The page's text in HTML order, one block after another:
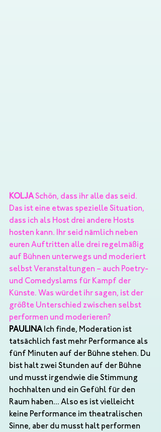
KOLJA Schön, dass ihr alle das seid.
Das ist eine etwas spezielle Situation,
dass ich als Host drei andere Hosts
hosten kann. Ihr seid nämlich neben
euren Auftritten alle drei regelmäßig
auf Bühnen unterwegs und moderiert
selbst Veranstaltungen – auch Poetry-
und Comedyslams für Kampf der
Künste. Was würdet ihr sagen, ist der
größte Unterschied zwischen selbst
performen und moderieren?
PAULINA Ich finde, Moderation ist
tatsächlich fast mehr Performance als
fünf Minuten auf der Bühne stehen. Du
bist halt zwei Stunden auf der Bühne
und musst irgendwie die Stimmung
hochhalten und ein Gefühl für den
Raum haben... Also es ist vielleicht
keine Performance im theatralischen
Sinne, aber du musst halt performen